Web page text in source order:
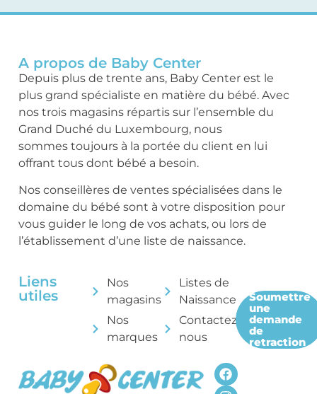
A propos de Baby Center
Depuis plus de trente ans, Baby Center est le
plus grand spécialiste en matière du bébé. Avec
nos trois magasins répartis sur l’ensemble du
Grand Duché du Luxembourg, nous
sommes toujours à la portée du client en lui
offrant tous dont bébé a besoin.
Nos conseillères de ventes spécialisées dans le
domaine du bébé sont à votre disposition pour
vous guider le long de vos achats, ou lors de
l’établissement d’une liste de naissance.
Liens
utiles
Nos
magasins
Nos
marques
Listes de
Naissance
Contactez-
nous
Soumettre
une
demande
de
retraction